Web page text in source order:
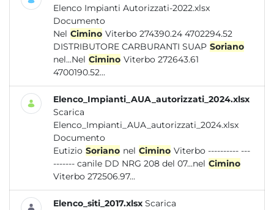
Elenco Impianti Autorizzati-2022.xlsx
Documento
Nel Cimino Viterbo 274390.24 4702294.52
DISTRIBUTORE CARBURANTI SUAP Soriano
nel...Nel Cimino Viterbo 272643.61
4700190.52...
Elenco_Impianti_AUA_autorizzati_2024.xlsx
Scarica
Elenco_Impianti_AUA_autorizzati_2024.xlsx
Documento
Eutizio Soriano nel Cimino Viterbo ---------- ---
------- canile DD NRG 208 del 07...nel Cimino
Viterbo 272506.97...
Elenco_siti_2017.xlsx Scarica